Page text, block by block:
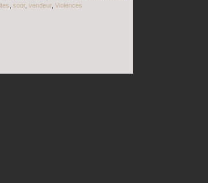
soor, vendeur, Violences